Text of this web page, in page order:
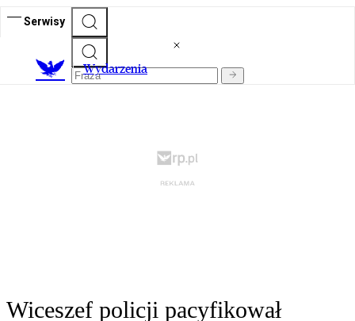
Serwisy
Wydarzenia
Wiceszef policji pacyfikował